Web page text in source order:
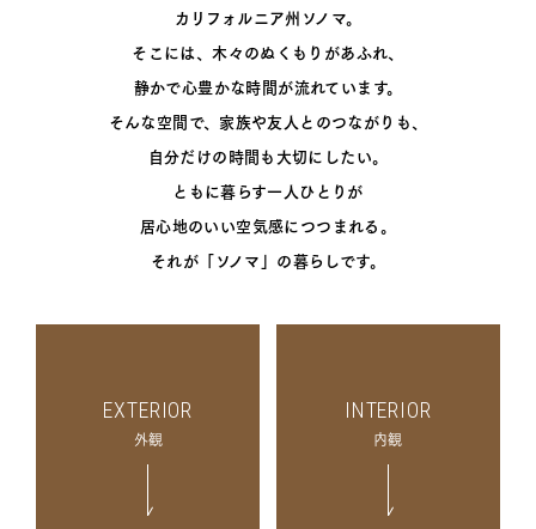
カリフォルニア州ソノマ。
そこには、木々のぬくもりがあふれ、
静かで心豊かな時間が流れています。
そんな空間で、家族や友人とのつながりも、
自分だけの時間も大切にしたい。
ともに暮らす一人ひとりが
居心地のいい空気感につつまれる。
それが「ソノマ」の暮らしです。
EXTERIOR
外観
INTERIOR
内観